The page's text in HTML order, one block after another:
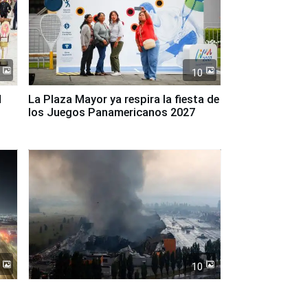
10
La Plaza Mayor ya respira la fiesta de
los Juegos Panamericanos 2027
10